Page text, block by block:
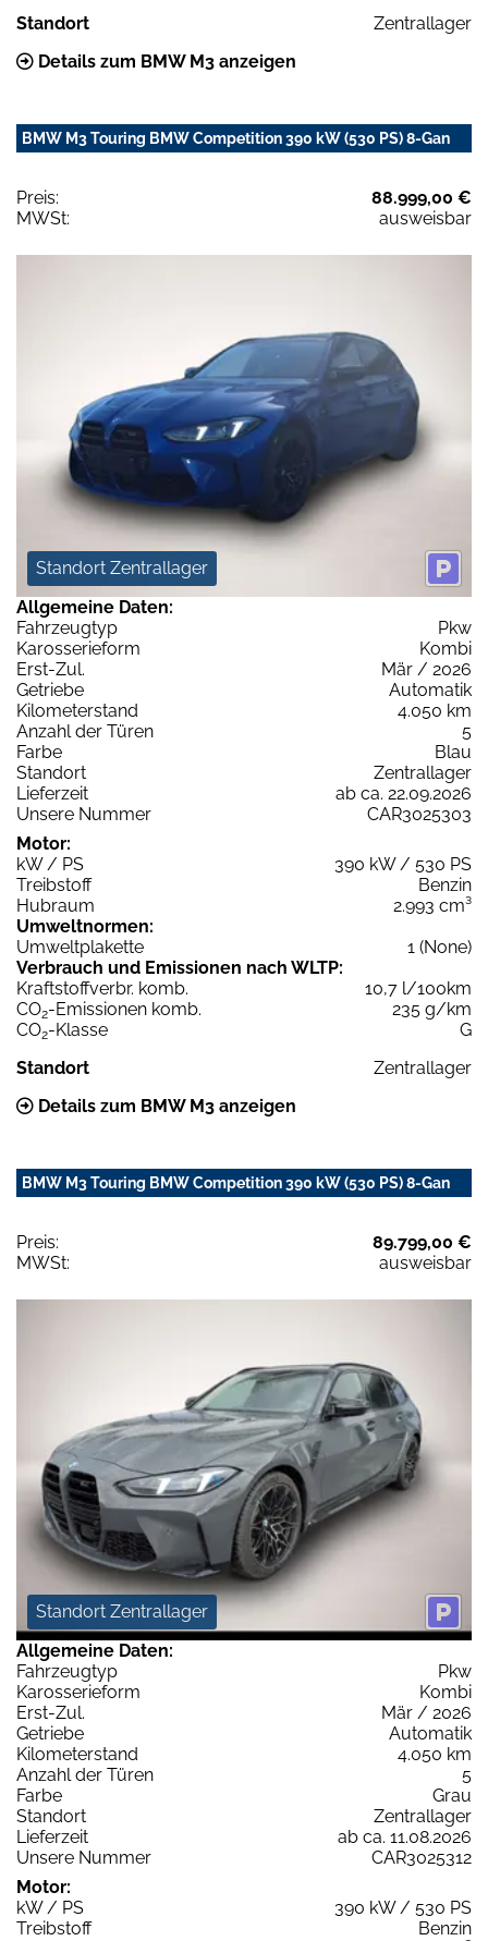
Standort
Zentrallager
Details zum BMW M3 anzeigen
BMW M3 Touring BMW Competition 390 kW (530 PS) 8-Gan
Preis:
88.999,00 €
MWSt:
ausweisbar
Standort Zentrallager
Allgemeine Daten:
Fahrzeugtyp
Pkw
Karosserieform
Kombi
Erst-Zul.
Mär / 2026
Getriebe
Automatik
Kilometerstand
4.050 km
Anzahl der Türen
5
Farbe
Blau
Standort
Zentrallager
Lieferzeit
ab ca. 22.09.2026
Unsere Nummer
CAR3025303
Motor:
kW / PS
390 kW / 530 PS
Treibstoff
Benzin
Hubraum
2.993 cm³
Umweltnormen:
Umweltplakette
1 (None)
Verbrauch und Emissionen nach WLTP:
Kraftstoffverbr. komb.
10,7 l/100km
CO2-Emissionen komb.
235 g/km
CO2-Klasse
G
Standort
Zentrallager
Details zum BMW M3 anzeigen
BMW M3 Touring BMW Competition 390 kW (530 PS) 8-Gan
Preis:
89.799,00 €
MWSt:
ausweisbar
Standort Zentrallager
Allgemeine Daten:
Fahrzeugtyp
Pkw
Karosserieform
Kombi
Erst-Zul.
Mär / 2026
Getriebe
Automatik
Kilometerstand
4.050 km
Anzahl der Türen
5
Farbe
Grau
Standort
Zentrallager
Lieferzeit
ab ca. 11.08.2026
Unsere Nummer
CAR3025312
Motor:
kW / PS
390 kW / 530 PS
Treibstoff
Benzin